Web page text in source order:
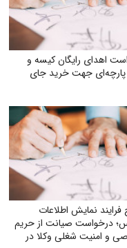
اهدای رایگان کیسه و
پارچه‌ای جهت خرید جای
فرایند نمایش اطلاعات
درخواست صیانت از حریم
و امنیت شغلی وکلا در